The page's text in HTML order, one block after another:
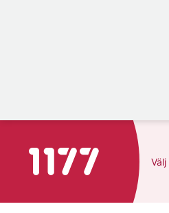
Till startsidan för 1177 Välj